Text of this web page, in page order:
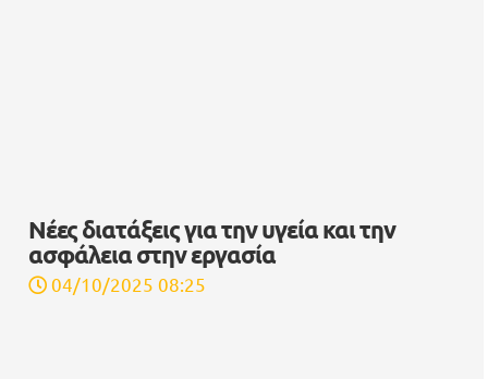
Νέες διατάξεις για την υγεία και την
ασφάλεια στην εργασία
04/10/2025 08:25